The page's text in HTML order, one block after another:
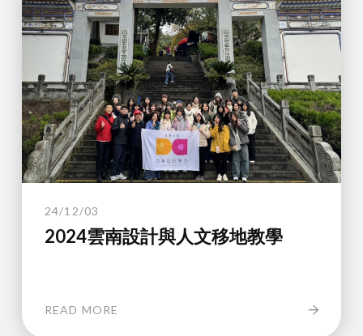
24/12/03
2024雲南設計與人文移地教學
READ MORE